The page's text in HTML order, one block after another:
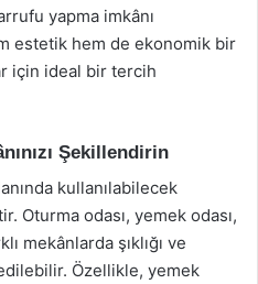
yapma imkânı
estetik hem de ekonomik bir
için ideal bir tercih
Şekillendirin
kullanılabilecek
Oturma odası, yemek odası,
mekânlarda şıklığı ve
Özellikle, yemek